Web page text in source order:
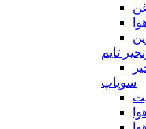
تایم
سوپاپ